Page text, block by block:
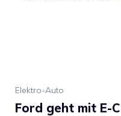
Elektro-Auto
Ford geht mit E-